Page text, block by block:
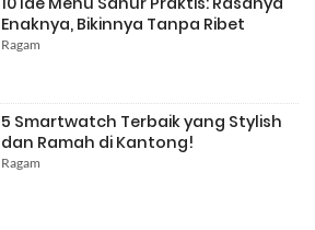
Enaknya, Bikinnya Tanpa Ribet
Ragam
5 Smartwatch Terbaik yang Stylish
dan Ramah di Kantong!
Ragam